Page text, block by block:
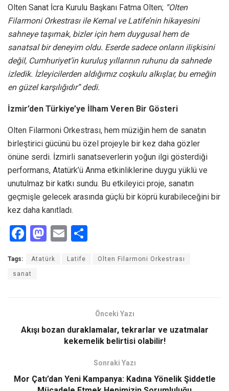
Olten Sanat İcra Kurulu Başkanı Fatma Olten; “Olten
Filarmoni Orkestrası ile Kemal ve Latife’nin hikayesini
sahneye taşımak, bizler için hem duygusal hem de
sanatsal bir deneyim oldu. Eserde sadece onların ilişkisini
değil, Cumhuriyet’in kuruluş yıllarının ruhunu da sahnede
izledik. İzleyicilerden aldığımız coşkulu alkışlar, bu emeğin
en güzel karşılığıdır” dedi.
İzmir’den Türkiye’ye İlham Veren Bir Gösteri
Olten Filarmoni Orkestrası, hem müziğin hem de sanatın
birleştirici gücünü bu özel projeyle bir kez daha gözler
önüne serdi. İzmirli sanatseverlerin yoğun ilgi gösterdiği
performans, Atatürk’ü Anma etkinliklerine duygu yüklü ve
unutulmaz bir katkı sundu. Bu etkileyici proje, sanatın
geçmişle gelecek arasında güçlü bir köprü kurabileceğini bir
kez daha kanıtladı.
F
ce
b
k
M
st
n
E
ail
ar
Tags: Atatürk Latife Olten Filarmoni Orkestrası
sanat
Önceki Yazı
Akışı bozan duraklamalar, tekrarlar ve uzatmalar
kekemelik belirtisi olabilir!
Sonraki Yazı
Mor Çatı’dan Yeni Kampanya: Kadına Yönelik Şiddetle